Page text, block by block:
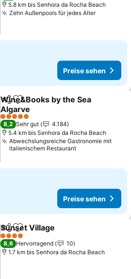
5.8 km bis Senhora da Rocha Beach
Zehn Außenpools für jedes AlterPreise
Preise sehen
TeilenZu Favoriten hinzufügen
Wine&Books by the Sea
Algarve
Preise sehen
5 Sterne
8,2 Sehr gut
4.184
5.4 km bis Senhora da Rocha Beach
Abwechslungsreiche Gastronomie mit
italienischem Restaurant
Preise sehen
TeilenZu Favoriten hinzufügen
Sunset Village
4 Sterne
8,6 Hervorragend
10
1.7 km bis Senhora da Rocha Beach